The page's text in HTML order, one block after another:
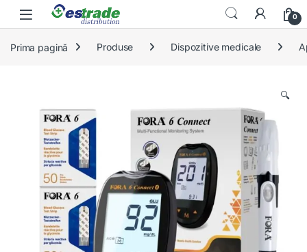
Skip to navigation
Skip to content
0
Prima pagină Produse Dispozitive medicale
🔍